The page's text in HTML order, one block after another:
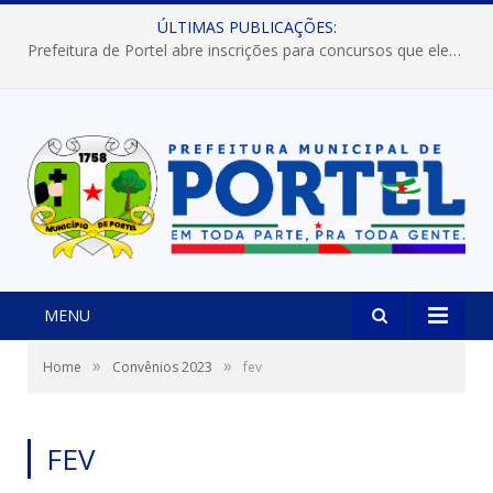
ÚLTIMAS PUBLICAÇÕES:
Prefeitura de Portel abre inscrições para concursos que elegerão os destaques do Verão 2026
MENU
Home » Convênios 2023 » fev
FEV